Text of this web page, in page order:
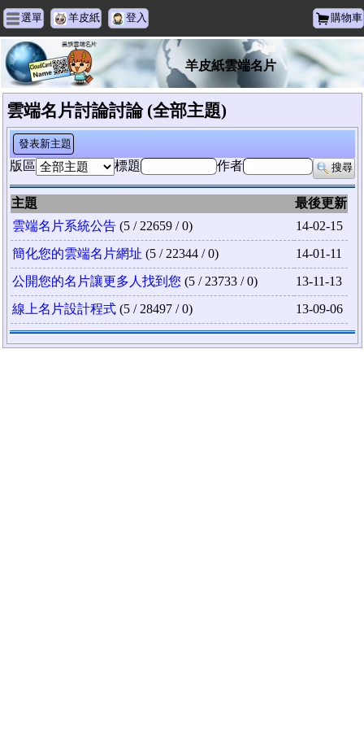
選單 羊皮紙 登入 購物車
羊皮紙雲端名片
雲端名片討論討論 (全部主題)
發表新主題
版區 標題 作者 搜尋
主題
最後更新
雲端名片系統公告 (5 / 22659 / 0)
14-02-15
簡化您的雲端名片網址 (5 / 22344 / 0)
14-01-11
公開您的名片讓更多人找到您 (5 / 23733 / 0)
13-11-13
線上名片設計程式 (5 / 28497 / 0) 13-09-06